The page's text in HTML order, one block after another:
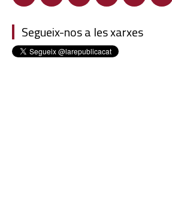
Segueix-nos a les xarxes